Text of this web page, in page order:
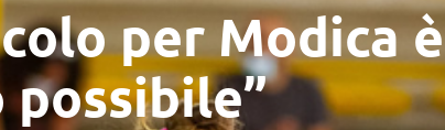
per Modica è